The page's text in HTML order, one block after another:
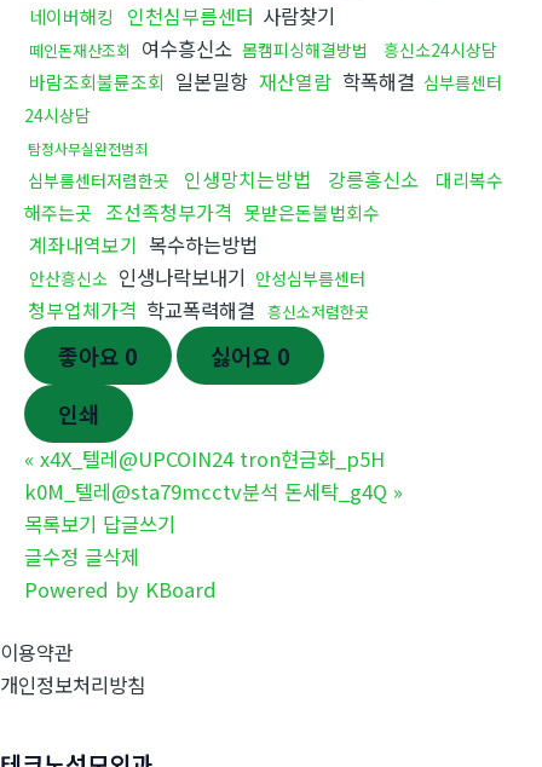
네이버해킹 인천심부름센터 사람찾기
떼인돈재산조회 여수흥신소 몸캠피싱해결방법 흥신소24시상담
바람조회불륜조회 일본밀항 재산열람 학폭해결 심부름센터
24시상담
탐정사무실완전범죄
심부름센터저렴한곳 인생망치는방법 강릉흥신소
대리복수
해주는곳
조선족청부가격 못받은돈불법회수
계좌내역보기 복수하는방법
안산흥신소 인생나락보내기 안성심부름센터
청부업체가격 학교폭력해결 흥신소저렴한곳
좋아요 0 싫어요 0
인쇄
« x4X_텔레@UPCOIN24 tron현금화_p5H
k0M_텔레@sta79mcctv분석 돈세탁_g4Q »
목록보기 답글쓰기
글수정 글삭제
Powered by KBoard
이용약관
개인정보처리방침